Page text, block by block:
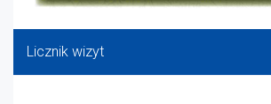
Licznik wizyt